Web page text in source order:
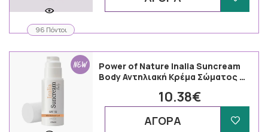
96 Πόντοι
Power of Nature Inalia Suncream
Body Αντηλιακή Κρέμα Σώματος …
10.38€
ΑΓΟΡΑ